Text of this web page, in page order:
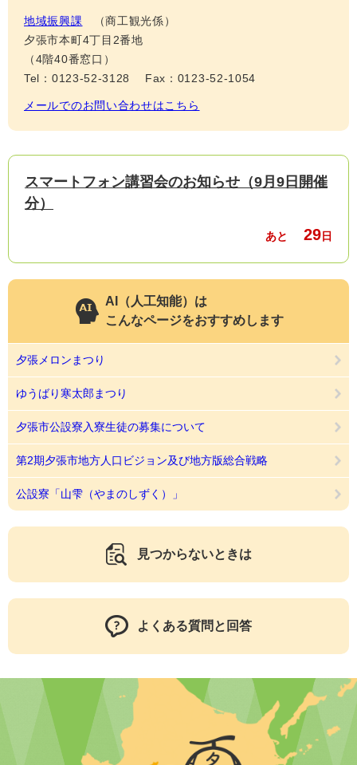
地域振興課
商工観光係
夕張市本町4丁目2番地
（4階40番窓口）
Tel：0123-52-3128
Fax：0123-52-1054
メールでのお問い合わせはこちら
スマートフォン講習会のお知らせ（9月9日開催
分）
あと 29日
AI（人工知能）は
こんなページをおすすめします
夕張メロンまつり
ゆうばり寒太郎まつり
夕張市公設寮入寮生徒の募集について
第2期夕張市地方人口ビジョン及び地方版総合戦略
公設寮「山雫（やまのしずく）」
見つからないときは
よくある質問と回答